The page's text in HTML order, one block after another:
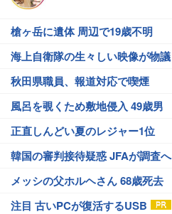
槍ヶ岳に遺体 周辺で19歳不明
海上自衛隊の生々しい映像が物議
秋田県職員、報道対応で喫煙
風呂を覗くため敷地侵入 49歳男
正直しんどい夏のレジャー1位
韓国の審判接待疑惑 JFAが調査へ
メッシの父ホルヘさん 68歳死去
注目 古いPCが復活するUSB